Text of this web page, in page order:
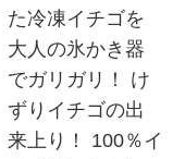
た冷凍イチゴを
大人の氷かき器
でガリガリ！ け
ずりイチゴの出
来上り！ 100％イ